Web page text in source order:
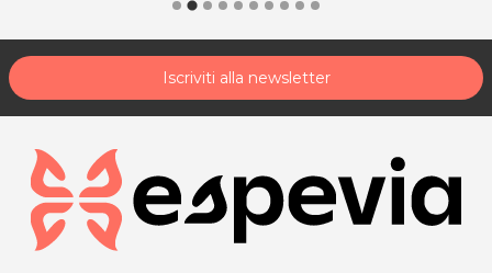
Iscriviti alla newsletter